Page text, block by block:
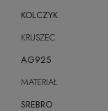
KOLCZYK
KRUSZEC
AG925
MATERIAŁ
SREBRO